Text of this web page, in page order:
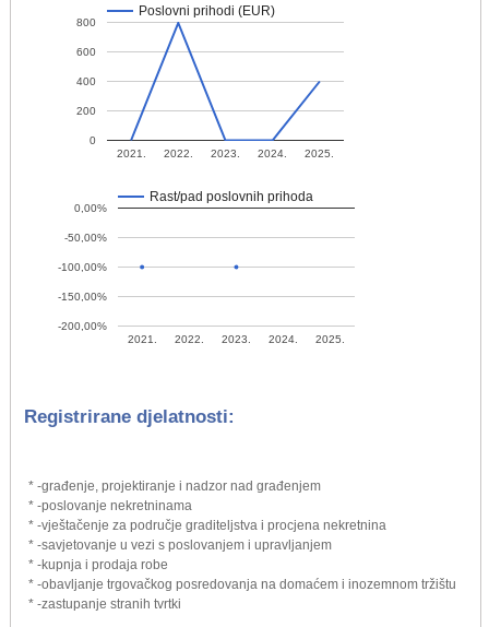
Poslovni prihodi (EUR)
2021. 2022. 2023. 2024. 2025.
0
200
400
600
800
Rast/pad poslovnih prihoda
2021. 2022. 2023. 2024. 2025.
-200,00%
-150,00%
-100,00%
-50,00%
0,00%
Registrirane djelatnosti:
* -građenje, projektiranje i nadzor nad građenjem
* -poslovanje nekretninama
* -vještačenje za područje graditeljstva i procjena nekretnina
* -savjetovanje u vezi s poslovanjem i upravljanjem
* -kupnja i prodaja robe
* -obavljanje trgovačkog posredovanja na domaćem i inozemnom tržištu
* -zastupanje stranih tvrtki